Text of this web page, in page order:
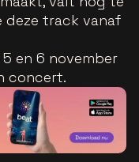
deze track vanaf
en 6 november
concert.